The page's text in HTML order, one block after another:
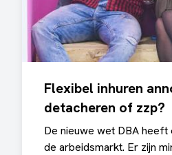
Flexibel inhuren
detacheren of zzp?
De nieuwe wet DBA
de arbeidsmarkt. Er zijn